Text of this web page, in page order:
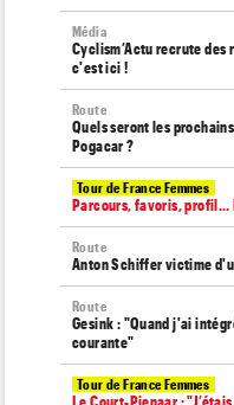
Média
Cyclism’Actu recrute
c'est ici !
Route
Quels seront les
Pogacar ?
Tour de France Femmes
Parcours, favoris, profil…
Route
Anton Schiffer victime
Route
Gesink : "Quand j'ai
courante"
Tour de France Femmes